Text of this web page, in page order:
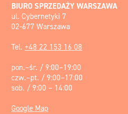
BIURO SPRZEDAŻY WARSZAWA
ul. Cybernetyki 7
02-677 Warszawa
Tel. +48 22 153 16 08
pon.–śr. / 9:00–19:00
czw.–pt. / 9:00–17:00
sob. / 9:00 – 14:00
Google Map